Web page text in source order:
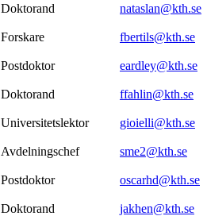
Doktorand nataslan@kth.se
Forskare fbertils@kth.se
Postdoktor eardley@kth.se
Doktorand ffahlin@kth.se
Universitetslektor gioielli@kth.se
Avdelningschef sme2@kth.se
Postdoktor oscarhd@kth.se
Doktorand jakhen@kth.se